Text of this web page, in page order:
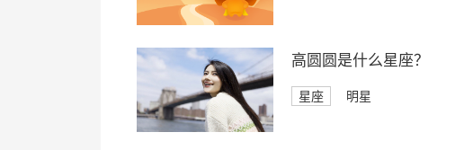
高圆圆是什么星座？
星座 明星